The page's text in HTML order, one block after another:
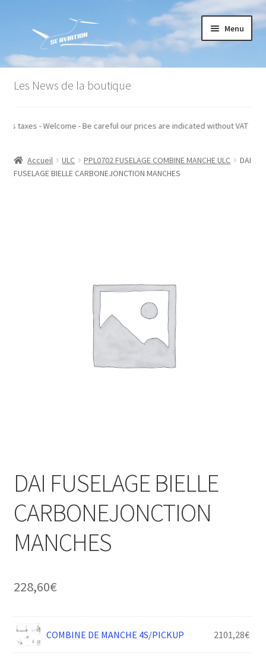
la
navigation
contenu
Menu
Accueil
Conditions générales de vente
Mon compte
Les News de la boutique
hors taxes - Welcome - Be careful our prices are indicated without VAT
Accueil ULC PPL0702 FUSELAGE COMBINE MANCHE ULC
DAI
FUSELAGE BIELLE CARBONEJONCTION MANCHES
DAI FUSELAGE BIELLE
CARBONEJONCTION
MANCHES
228,60€
COMBINE DE MANCHE 4S/PICKUP 2101,28€